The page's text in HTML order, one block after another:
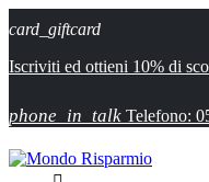
card_giftcard
Iscriviti ed ottieni 10% di
phone_in_talk Telefono: